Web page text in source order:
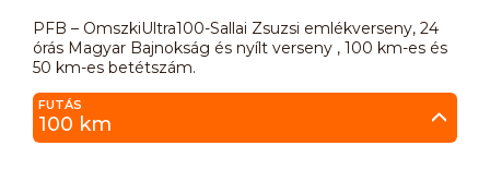
PFB – OmszkiUltra100-Sallai Zsuzsi emlékverseny, 24
órás Magyar Bajnokság és nyílt verseny , 100 km-es és
50 km-es betétszám.
FUTÁS
100 km